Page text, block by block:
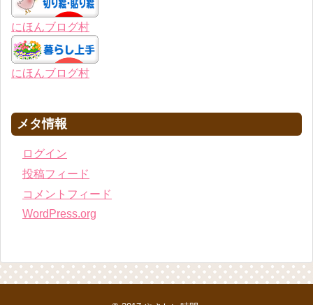
にほんブログ村
にほんブログ村
メタ情報
ログイン
投稿フィード
コメントフィード
WordPress.org